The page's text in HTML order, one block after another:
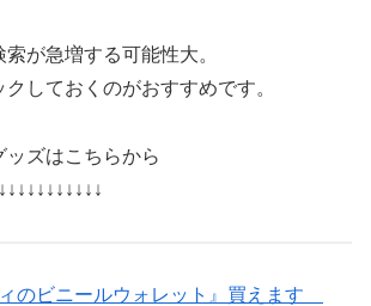
が急増する可能性大。
しておくのがおすすめです。
ズはこちらから
のビニールウォレット』買えます